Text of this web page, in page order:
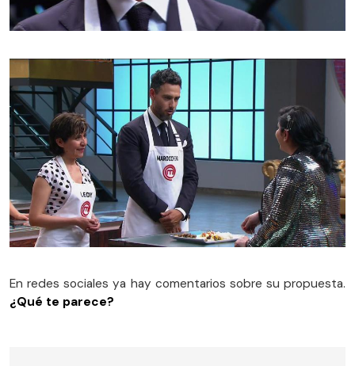
En redes sociales ya hay comentarios sobre su propuesta.
¿Qué te parece?